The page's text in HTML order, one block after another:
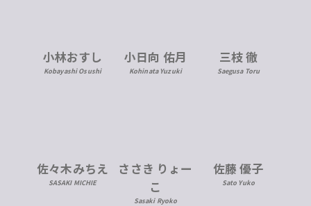
小林おすし
Kobayashi Osushi
小日向 佑月
Kohinata Yuzuki
三枝 徹
Saegusa Toru
佐々木みちえ
SASAKI MICHIE
ささき りょー
こ
Sasaki Ryoko
佐藤 優子
Sato Yuko